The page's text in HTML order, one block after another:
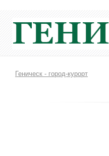
Геническ - город-курорт